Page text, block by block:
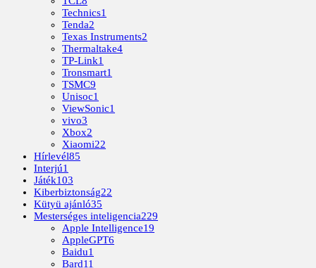
Technics1
Tenda2
Texas Instruments2
Thermaltake4
TP-Link1
Tronsmart1
TSMC9
Unisoc1
ViewSonic1
vivo3
Xbox2
Xiaomi22
Hírlevél85
Interjú1
Játék103
Kiberbiztonság22
Kütyü ajánló35
Mesterséges inteligencia229
Apple Intelligence19
AppleGPT6
Baidu1
Bard11